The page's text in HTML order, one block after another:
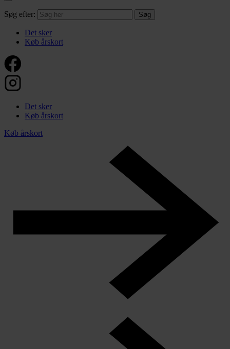
Søg efter:
Det sker
Køb årskort
Det sker
Køb årskort
Køb årskort